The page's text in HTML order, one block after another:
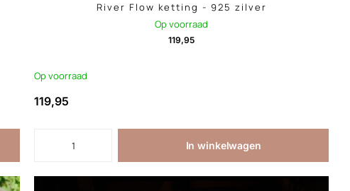
River Flow ketting - 925 zilver
Op voorraad
119,95
Op voorraad
119,95
In winkelwagen